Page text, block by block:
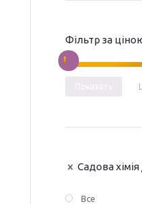
Фільтр за
Садова хімія
Все